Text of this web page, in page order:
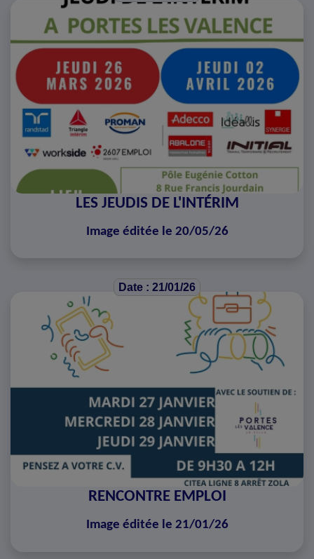
LES JEUDIS DE L'INTÉRIM
Image éditée le 20/05/26
Date : 21/01/26
RENCONTRE EMPLOI
Image éditée le 21/01/26